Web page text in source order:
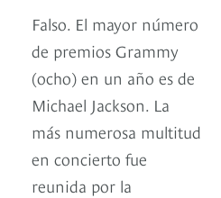
Falso. El mayor número
de premios Grammy
(ocho) en un año es de
Michael Jackson. La
más numerosa multitud
en concierto fue
reunida por la